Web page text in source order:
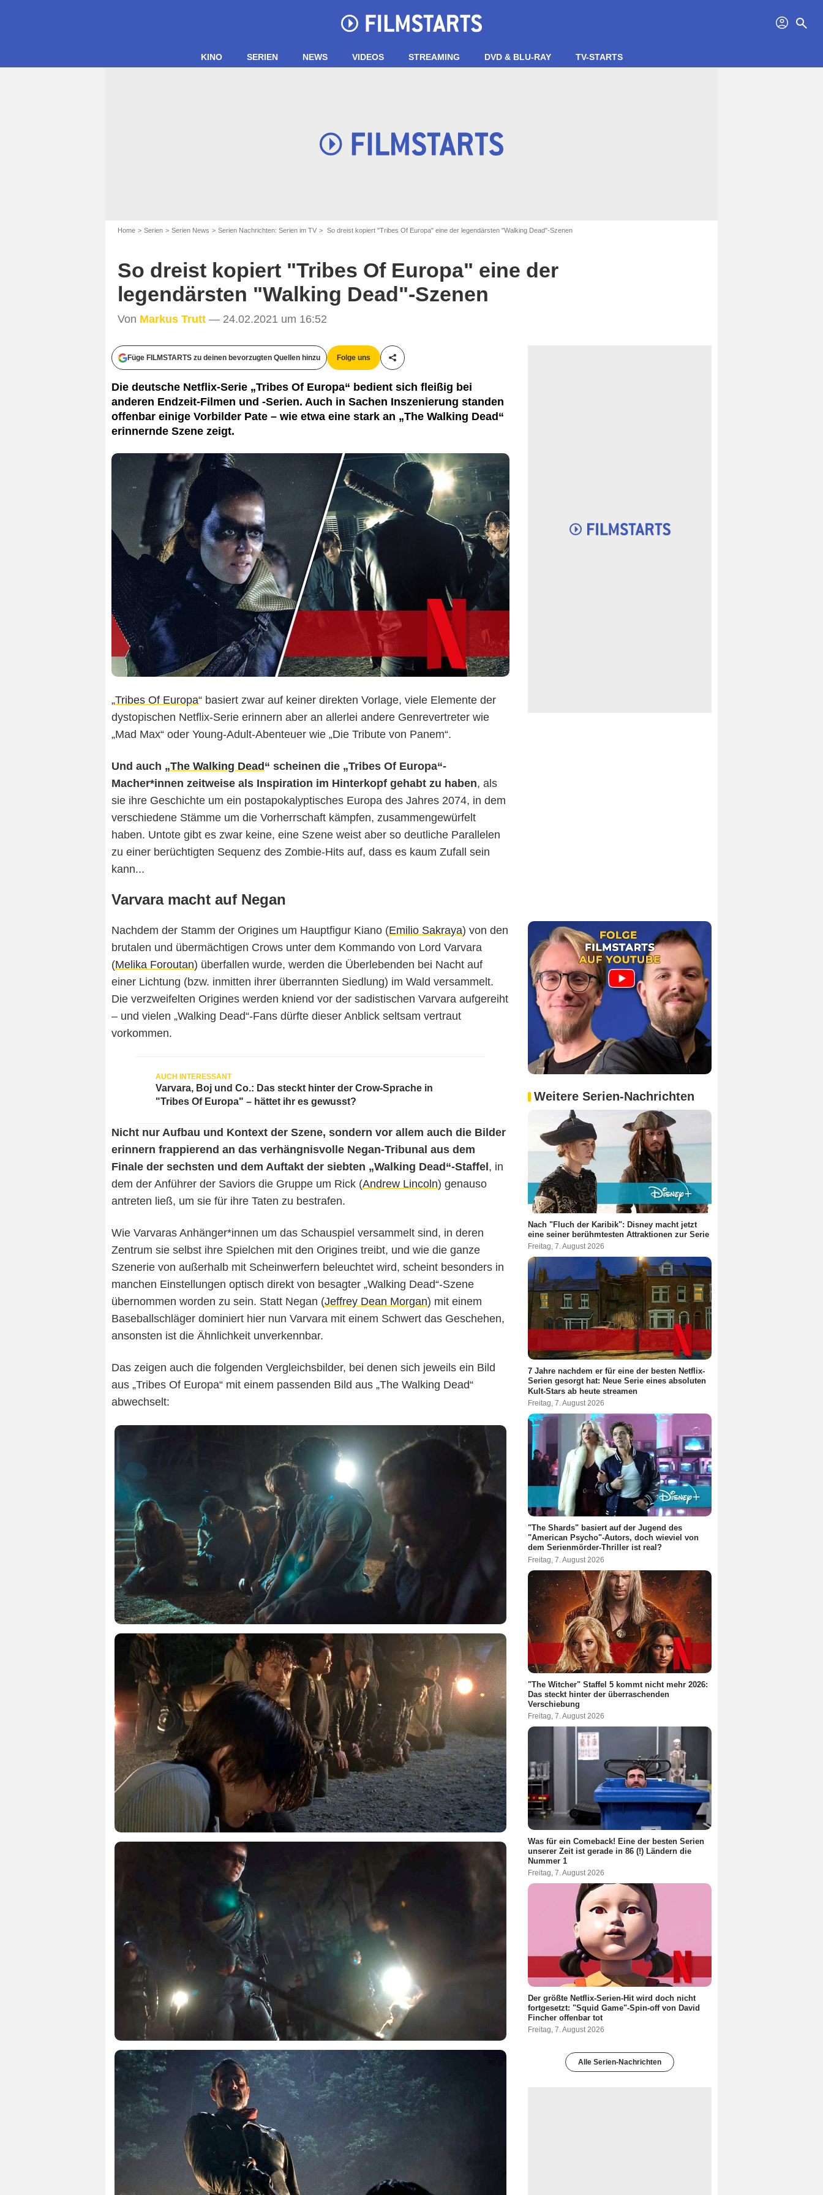
profil search
KINO SERIEN NEWS VIDEOS STREAMING DVD & BLU-RAY TV-STARTS
Home Serien Serien News Serien Nachrichten: Serien im TV So dreist kopiert "Tribes Of Europa" eine der legendärsten "Walking Dead"-Szenen
So dreist kopiert "Tribes Of Europa" eine der
legendärsten "Walking Dead"-Szenen
Von Markus Trutt — 24.02.2021 um 16:52
Füge FILMSTARTS zu deinen bevorzugten Quellen hinzu Folge uns
Teile diesen Artikel
Die deutsche Netflix-Serie „Tribes Of Europa“ bedient sich fleißig bei
anderen Endzeit-Filmen und -Serien. Auch in Sachen Inszenierung standen
offenbar einige Vorbilder Pate – wie etwa eine stark an „The Walking Dead“
erinnernde Szene zeigt.
Gordon Timpen/Netflix / AMC
„Tribes Of Europa“ basiert zwar auf keiner direkten Vorlage, viele Elemente der
dystopischen Netflix-Serie erinnern aber an allerlei andere Genrevertreter wie
„Mad Max“ oder Young-Adult-Abenteuer wie „Die Tribute von Panem“.
Und auch „The Walking Dead “ scheinen die „Tribes Of Europa“-
Macher*innen zeitweise als Inspiration im Hinterkopf gehabt zu haben, als
sie ihre Geschichte um ein postapokalyptisches Europa des Jahres 2074, in dem
verschiedene Stämme um die Vorherrschaft kämpfen, zusammengewürfelt
haben. Untote gibt es zwar keine, eine Szene weist aber so deutliche Parallelen
zu einer berüchtigten Sequenz des Zombie-Hits auf, dass es kaum Zufall sein
kann...
Varvara macht auf Negan
Nachdem der Stamm der Origines um Hauptfigur Kiano (Emilio Sakraya) von den
brutalen und übermächtigen Crows unter dem Kommando von Lord Varvara
(Melika Foroutan) überfallen wurde, werden die Überlebenden bei Nacht auf
einer Lichtung (bzw. inmitten ihrer überrannten Siedlung) im Wald versammelt.
Die verzweifelten Origines werden kniend vor der sadistischen Varvara aufgereiht
– und vielen „Walking Dead“-Fans dürfte dieser Anblick seltsam vertraut
vorkommen.
Varvara, Boj und Co.: Das steckt hinter der Crow-Sprache in
"Tribes Of Europa" – hättet ihr es gewusst?
Nicht nur Aufbau und Kontext der Szene, sondern vor allem auch die Bilder
erinnern frappierend an das verhängnisvolle Negan-Tribunal aus dem
Finale der sechsten und dem Auftakt der siebten „Walking Dead“-Staffel , in
dem der Anführer der Saviors die Gruppe um Rick (Andrew Lincoln) genauso
antreten ließ, um sie für ihre Taten zu bestrafen.
Wie Varvaras Anhänger*innen um das Schauspiel versammelt sind, in deren
Zentrum sie selbst ihre Spielchen mit den Origines treibt, und wie die ganze
Szenerie von außerhalb mit Scheinwerfern beleuchtet wird, scheint besonders in
manchen Einstellungen optisch direkt von besagter „Walking Dead“-Szene
übernommen worden zu sein. Statt Negan (Jeffrey Dean Morgan) mit einem
Baseballschläger dominiert hier nun Varvara mit einem Schwert das Geschehen,
ansonsten ist die Ähnlichkeit unverkennbar.
Das zeigen auch die folgenden Vergleichsbilder, bei denen sich jeweils ein Bild
aus „Tribes Of Europa“ mit einem passenden Bild aus „The Walking Dead“
abwechselt:
Netflix
AMC
Netflix
Weitere Serien-Nachrichten
Nach "Fluch der Karibik": Disney macht jetzt
eine seiner berühmtesten Attraktionen zur Serie
Freitag, 7. August 2026
7 Jahre nachdem er für eine der besten Netflix-
Serien gesorgt hat: Neue Serie eines absoluten
Kult-Stars ab heute streamen
Freitag, 7. August 2026
"The Shards" basiert auf der Jugend des
"American Psycho"-Autors, doch wieviel von
dem Serienmörder-Thriller ist real?
Freitag, 7. August 2026
"The Witcher" Staffel 5 kommt nicht mehr 2026:
Das steckt hinter der überraschenden
Verschiebung
Freitag, 7. August 2026
Was für ein Comeback! Eine der besten Serien
unserer Zeit ist gerade in 86 (!) Ländern die
Nummer 1
Freitag, 7. August 2026
Der größte Netflix-Serien-Hit wird doch nicht
fortgesetzt: "Squid Game"-Spin-off von David
Fincher offenbar tot
Freitag, 7. August 2026
Alle Serien-Nachrichten